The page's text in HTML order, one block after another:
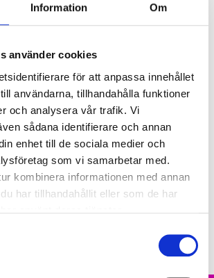
Information Om
använder cookies
för att anpassa innehållet
användarna, tillhandahålla funktioner
och analysera vår trafik. Vi
sådana identifierare och annan
enhet till de sociala medier och
som vi samarbetar med.
kombinera informationen med annan
har tillhandahållit eller som de har
kan du beställa fiberanslutning med
om du bor på ett område där det
vi möjligheten att leverera en